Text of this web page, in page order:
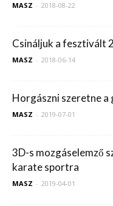
MASZ - 2018-08-22
Csináljuk a fesztivált
MASZ - 2018-06-14
Horgászni szeretne a
MASZ - 2019-07-01
3D-s mozgáselemző
karate sportra
MASZ - 2019-04-01